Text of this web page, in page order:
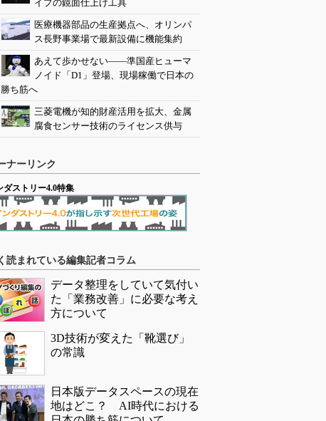
イプの鏡面仕上げ工具
医療機器部品の生産拠点へ、オリンパ
ス長野事業場で最新設備に機能集約
あえて歩かせない――準国産ヒューマ
ノイド「D1」登場、現場稼働で日本の
勝ち筋へ
三菱電機が知的財産活用を拡大、金属
腐食センサー技術のライセンス供与
ナーリンク
ダストリー4.0特集
読まれている編集記者コラム
データ整理をしていて気付い
た「業務改善」に必要な考え
方について
3D技術が変えた「靴選び」
の常識
日本版データスペースの現在
地はどこ？ AI時代における